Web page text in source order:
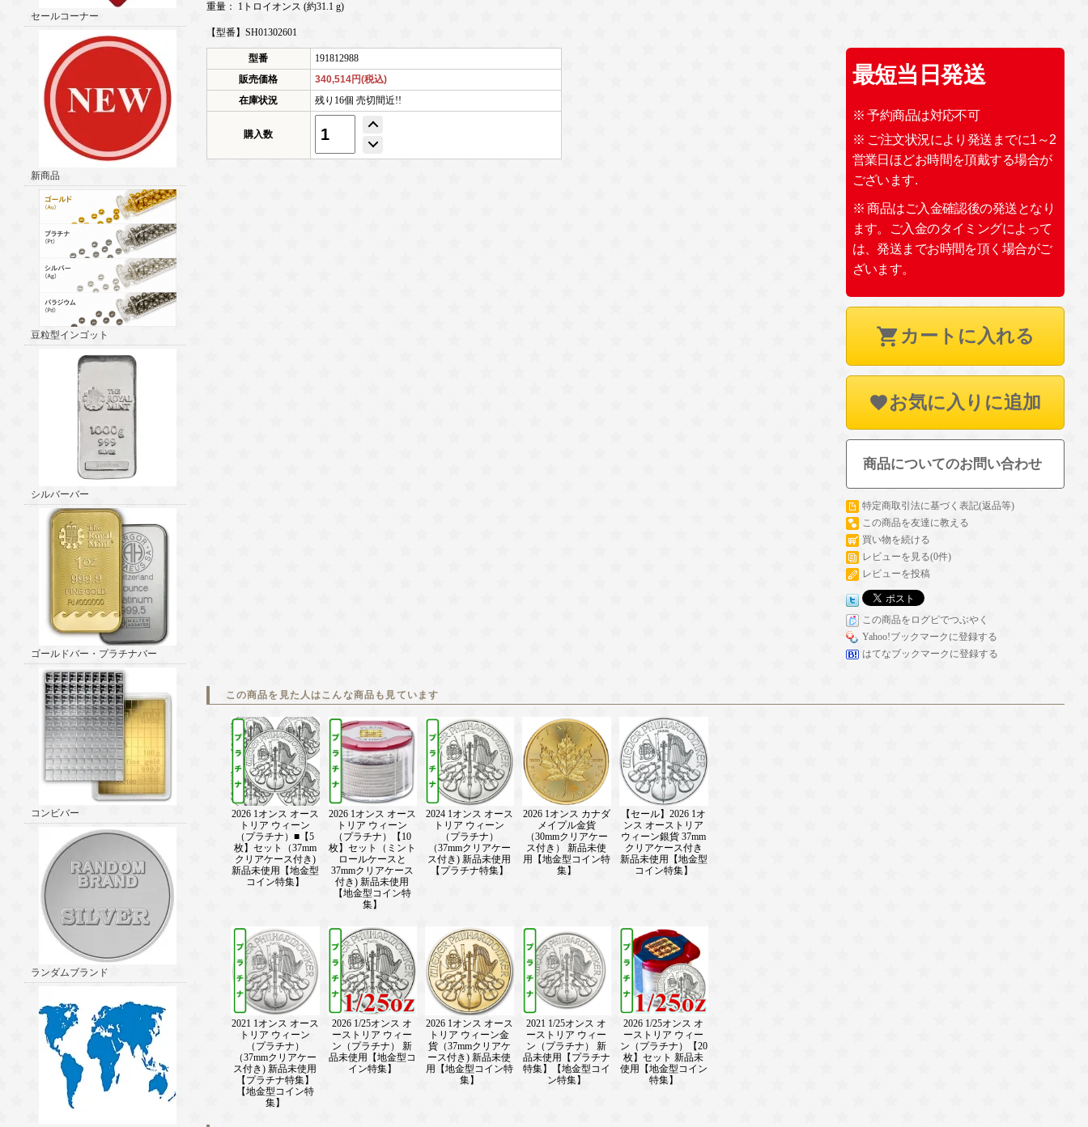
セールコーナー
新商品
豆粒型インゴット
シルバーバー
ゴールドバー・プラチナバー
コンビバー
ランダムブランド
重量： 1トロイオンス (約31.1 g)
【型番】SH01302601
型番
191812988
販売価格
340,514円(税込)
在庫状況
残り16個 売切間近!!
購入数
最短当日発送
※ 予約商品は対応不可
※ ご注文状況により発送までに1～2
営業日ほどお時間を頂戴する場合が
ございます.
※ 商品はご入金確認後の発送となり
ます。ご入金のタイミングによって
は、発送までお時間を頂く場合がご
ざいます。
カートに入れる
お気に入りに追加
商品についてのお問い合わせ
特定商取引法に基づく表記(返品等)
この商品を友達に教える
買い物を続ける
レビューを見る(0件)
レビューを投稿
この商品をログピでつぶやく
Yahoo!ブックマークに登録する
はてなブックマークに登録する
この商品を見た人はこんな商品も見ています
2026 1オンス オース
トリア ウィーン
（プラチナ）■【5
枚】セット（37mm
クリアケース付き)
新品未使用【地金型
コイン特集】
2026 1オンス オース
トリア ウィーン
（プラチナ）【10
枚】セット（ミント
ロールケースと
37mmクリアケース
付き) 新品未使用
【地金型コイン特
集】
2024 1オンス オース
トリア ウィーン
（プラチナ）
（37mmクリアケー
ス付き) 新品未使用
【プラチナ特集】
2026 1オンス カナダ
メイプル金貨
（30mmクリアケー
ス付き） 新品未使
用【地金型コイン特
集】
【セール】2026 1オ
ンス オーストリア
ウィーン銀貨 37mm
クリアケース付き
新品未使用【地金型
コイン特集】
2021 1オンス オース
トリア ウィーン
（プラチナ）
（37mmクリアケー
ス付き) 新品未使用
【プラチナ特集】
【地金型コイン特
集】
2026 1/25オンス オ
ーストリア ウィー
ン（プラチナ） 新
品未使用【地金型コ
イン特集】
2026 1オンス オース
トリア ウィーン金
貨（37mmクリアケ
ース付き) 新品未使
用【地金型コイン特
集】
2021 1/25オンス オ
ーストリア ウィー
ン（プラチナ） 新
品未使用【プラチナ
特集】【地金型コイ
ン特集】
2026 1/25オンス オ
ーストリア ウィー
ン（プラチナ）【20
枚】セット 新品未
使用【地金型コイン
特集】